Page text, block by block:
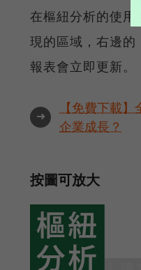
在樞紐分析的使用
現的區域，右邊
報表會立即更新。
➜
【免費下載
企業成長？
按圖可放大